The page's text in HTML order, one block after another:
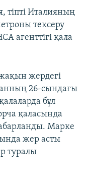
тіпті Италияның
тексеру
агенттігі қала
жердегі
26-сындағы
бұл
қаласында
Марке
жер асты
туралы